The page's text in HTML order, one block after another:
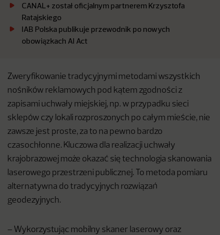
CANAL+ został oficjalnym partnerem Krzysztofa
Ratajskiego
IAB Polska publikuje przewodnik po nowych
obowiązkach AI Act
Zweryfikowanie tradycyjnymi metodami wszystkich
nośników reklamowych pod kątem zgodności z
zapisami uchwały miejskiej, np. w przypadku sieci
sklepów czy lokali rozproszonych po całym mieście, nie
zawsze jest proste, za to na pewno bardzo
czasochłonne. Kluczowa dla realizacji uchwały
krajobrazowej może okazać się technologia skanowania
laserowego przestrzeni publicznej. To metoda pomiaru
alternatywna do tradycyjnych rozwiązań
geodezyjnych.
– Wykorzystując mobilny skaner laserowy oraz